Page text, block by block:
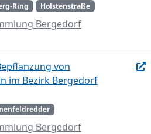
Ring
Holstenstraße
Bergedorf
von
im Bezirk Bergedorf
Bergedorf